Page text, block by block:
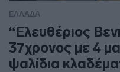
ΕΛΛΑΔΑ
“Ελευθέριος
37χρονος με 4
ψαλίδια